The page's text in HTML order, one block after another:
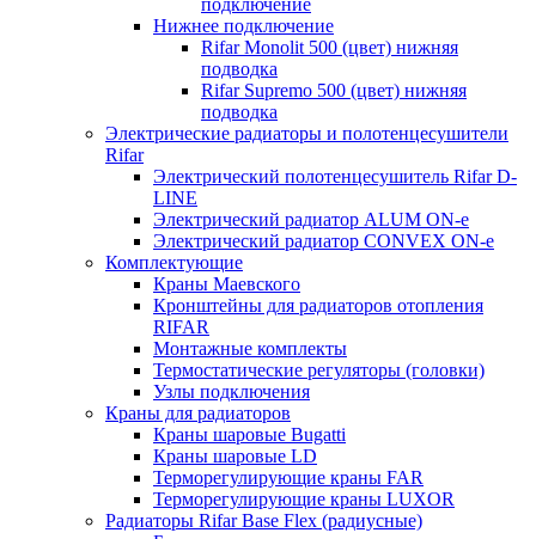
подключение
Нижнее подключение
Rifar Monolit 500 (цвет) нижняя
подводка
Rifar Supremo 500 (цвет) нижняя
подводка
Электрические радиаторы и полотенцесушители
Rifar
Электрический полотенцесушитель Rifar D-
LINE
Электрический радиатор ALUM ON-e
Электрический радиатор CONVEX ON-e
Комплектующие
Краны Маевского
Кронштейны для радиаторов отопления
RIFAR
Монтажные комплекты
Термостатические регуляторы (головки)
Узлы подключения
Краны для радиаторов
Краны шаровые Bugatti
Краны шаровые LD
Терморегулирующие краны FAR
Терморегулирующие краны LUXOR
Радиаторы Rifar Base Flex (радиусные)